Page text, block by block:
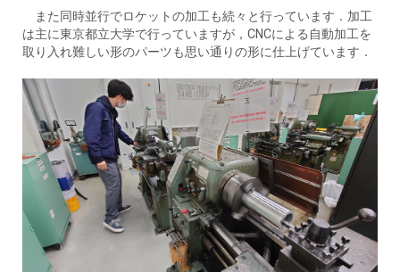
また同時並行でロケットの加工も続々と行っています．加工
は主に東京都立大学で行っていますが，CNCによる自動加工を
取り入れ難しい形のパーツも思い通りの形に仕上げています．